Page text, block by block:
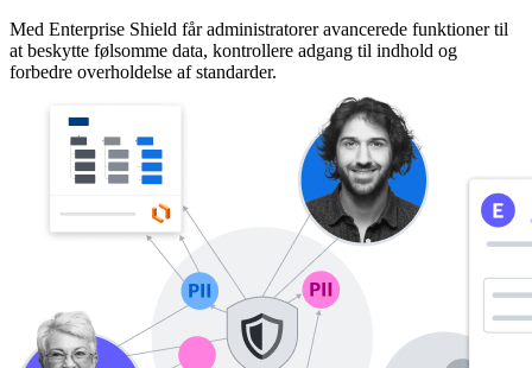
Med Enterprise Shield får administratorer avancerede funktioner til
at beskytte følsomme data, kontrollere adgang til indhold og
forbedre overholdelse af standarder.